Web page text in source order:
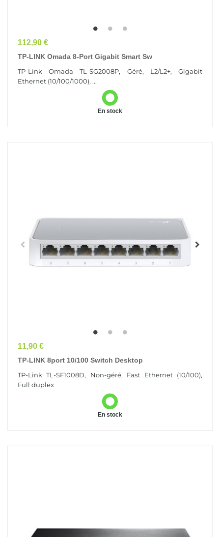
Prix
112,90 €
TP-LINK Omada 8-Port Gigabit Smart Sw
TP-Link Omada TL-SG2008P, Géré, L2/L2+, Gigabit
Ethernet (10/100/1000), ...
En stock
Prix
11,90 €
TP-LINK 8port 10/100 Switch Desktop
TP-Link TL-SF1008D, Non-géré, Fast Ethernet (10/100),
Full duplex
En stock